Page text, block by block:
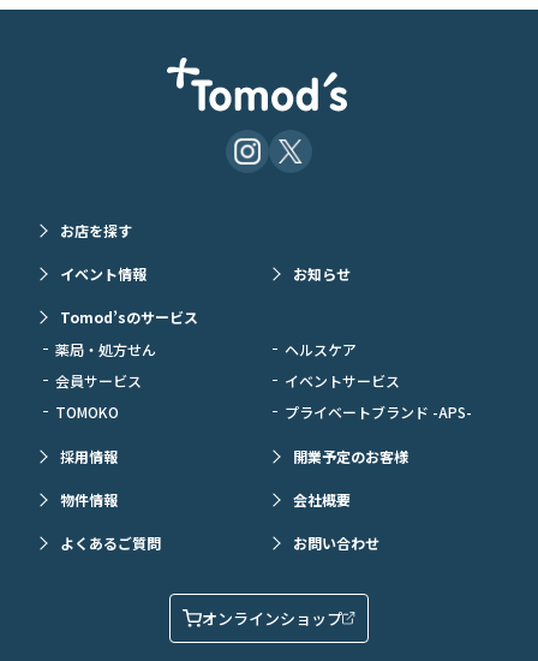
お店を探す
イベント情報 お知らせ
Tomod’sのサービス
薬局・処方せん
ヘルスケア
会員サービス
イベントサービス
TOMOKO
プライベートブランド -APS-
採用情報 開業予定のお客様
物件情報 会社概要
よくあるご質問 お問い合わせ
オンラインショップ